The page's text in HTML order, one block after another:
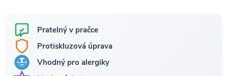
Pratelný v pračce
Protiskluzová úprava
Vhodný pro alergiky